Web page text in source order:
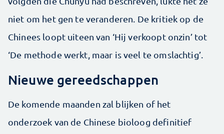
niet om het gen te veranderen. De kritiek op de
Chinees loopt uiteen van ‘Hij verkoopt onzin’ tot
‘De methode werkt, maar is veel te omslachtig’.
Nieuwe gereedschappen
De komende maanden zal blijken of het
onderzoek van de Chinese bioloog definitief